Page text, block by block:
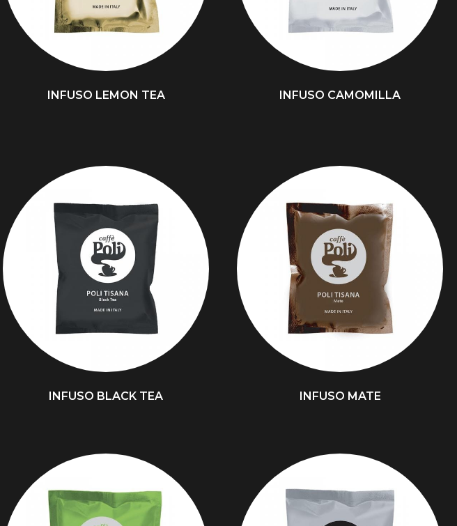
INFUSO LEMON TEA INFUSO CAMOMILLA
INFUSO BLACK TEA INFUSO MATE